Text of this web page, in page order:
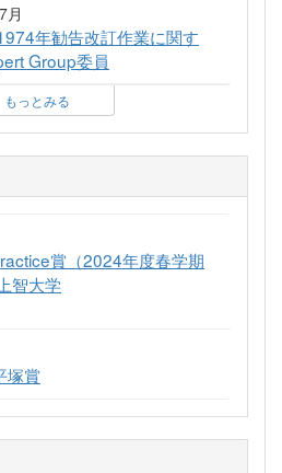
月
年勧告改訂作業に関す
Group委員
もっとみる
賞（2024年度春学期
智大学
塚賞